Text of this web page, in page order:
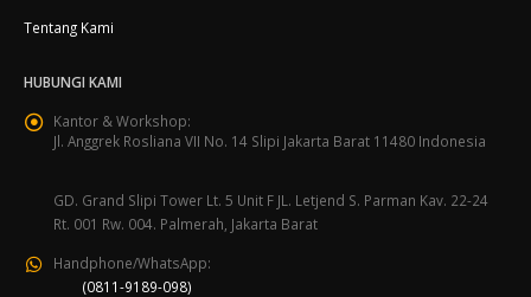
Tentang Kami
HUBUNGI KAMI
Kantor & Workshop:
Jl. Anggrek Rosliana VII No. 14 Slipi Jakarta Barat 11480 Indonesia
GD. Grand Slipi Tower Lt. 5 Unit F JL. Letjend S. Parman Kav. 22-24
Rt. 001 Rw. 004. Palmerah, Jakarta Barat
Handphone/WhatsApp:
(0811-9189-098)